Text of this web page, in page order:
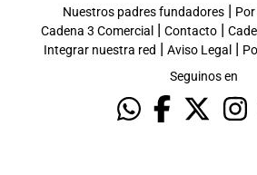
Nuestros padres fundadores|
Cadena 3 Comercial | Contacto|
Integrar nuestra red | Aviso Legal |
Seguinos en